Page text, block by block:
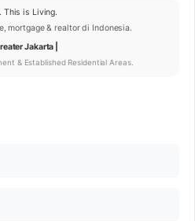
This is Living.
mortgage & realtor di Indonesia.
Jakarta |
& Established Residential Areas.